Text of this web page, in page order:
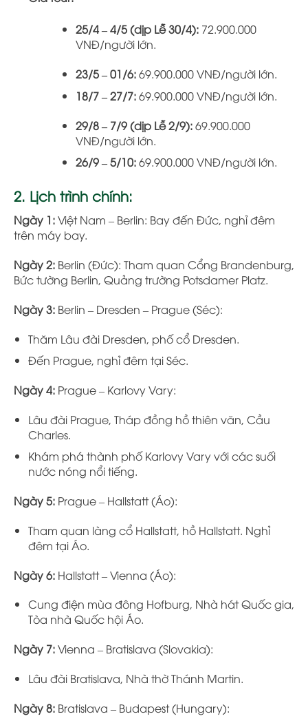
25/4 – 4/5 (dịp Lễ 30/4):72.900.000
VNĐ/người lớn.
23/5 – 01/6:69.900.000 VNĐ/người lớn.
18/7 – 27/7:69.900.000 VNĐ/người lớn.
29/8 – 7/9 (dịp Lễ 2/9):69.900.000
VNĐ/người lớn.
26/9 – 5/10:69.900.000 VNĐ/người lớn.
2. Lịch trình chính:
Ngày 1:Việt Nam – Berlin: Bay đến Đức, nghỉ đêm
trên máy bay.
Ngày 2: Berlin (Đức): Tham quan Cổng Brandenburg,
Bức tường Berlin, Quảng trường Potsdamer Platz.
Ngày 3: Berlin – Dresden – Prague (Séc):
Thăm Lâu đài Dresden, phố cổ Dresden.
Đến Prague, nghỉ đêm tại Séc.
Ngày 4: Prague – Karlovy Vary:
Lâu đài Prague, Tháp đồng hồ thiên văn, Cầu
Charles.
Khám phá thành phố Karlovy Vary với các suối
nước nóng nổi tiếng.
Ngày 5: Prague – Hallstatt (Áo):
Tham quan làng cổ Hallstatt, hồ Hallstatt. Nghỉ
đêm tại Áo.
Ngày 6: Hallstatt – Vienna (Áo):
Cung điện mùa đông Hofburg, Nhà hát Quốc gia,
Tòa nhà Quốc hội Áo.
Ngày 7:Vienna – Bratislava (Slovakia):
Lâu đài Bratislava, Nhà thờ Thánh Martin.
Ngày 8: Bratislava – Budapest (Hungary):